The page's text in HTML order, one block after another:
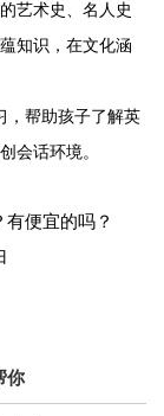
艺术史、名人史
知识，在文化涵
，帮助孩子了解英
会话环境。
便宜的吗？
你